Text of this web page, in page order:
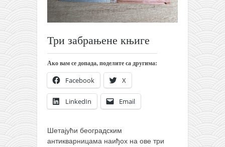
породичне приче
прота Воја
уместо твитера
календар српски
азбуки и књиге
Окинава карате
најновије на блогу
историја каратеа
Три забрањене књиге
Ако вам се допада, поделите са другима:
Facebook X
LinkedIn Email
Шетајући београдским
антикварницама наиђох на ове три